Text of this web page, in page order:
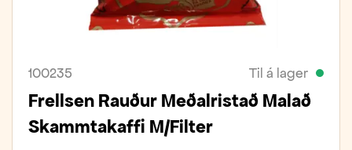
100235 Til á lager
Frellsen Rauður Meðalristað Malað
Skammtakaffi M/Filter